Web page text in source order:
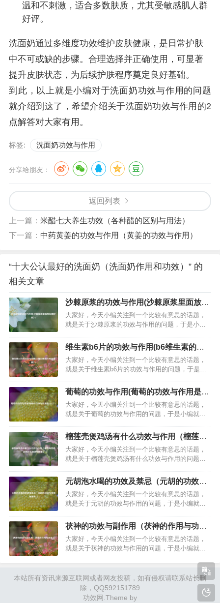
温和不刺激，适合多数肤质，尤其受敏感肌人群
好评。
洗面奶通过多维度功效维护皮肤健康，是日常护肤
中不可或缺的步骤。合理选择并正确使用，可显著
提升皮肤状态，为后续护肤程序奠定良好基础。
到此，以上就是小编对于洗面奶功效与作用的问题
就介绍到这了，希望介绍关于洗面奶功效与作用的2
点解答对大家有用。
标签: 洗面奶功效与作用
分享给朋友：
返回列表
上一篇： 米醋七大养生功效（各种醋的区别与用法）
下一篇： 中药黄姜的功效与作用（黄姜的功效与作用）
“十大公认最好的洗面奶（洗面奶作用和功效）” 的
相关文章
沙棘原浆的功效与作用(沙棘原浆里面放红
糖好吗？)
大家好，今天小编关注到一个比较有意思的话题，
就是关于沙棘原浆的功效与作用的问题，于是小编
答，让我们一起看看吧。帮我查找我吃了沙棘原浆
它都有什么好处？1、增强免疫力 沙棘原浆含有丰富
的维生素C、B族维生素以及微量元素等营养成分，
适当饮用可以补充身体需要的营…
维生素b6片的功效与作用(b6维生素的作
用及功能？)
大家好，今天小编关注到一个比较有意思的话题，
就是关于维生素b6片的功效与作用的问题，于是小
解答，让我们一起看看吧。医生开了维生素B6的作
用是什么？维生素B6的作用有很多，要看你具体是
用来治什么，比如说，哺乳期的女性口服维生素b6
是可以缓解维生素b缺乏症…
葡萄的功效与作用(葡萄的功效与作用是什
么？)
大家好，今天小编关注到一个比较有意思的话题，
就是关于葡萄的功效与作用的问题，于是小编就整
一起看看吧。吃葡萄的十大好处和坏处？一、好
处：1、补充能量：葡萄中含有大量的果糖，而糖分
是为人体供能的重要物质，适当地吃一些葡萄可以
帮助机体补充糖分，为机体供能；2、…
榴莲壳煲鸡汤有什么功效与作用（榴莲壳
煲鸡汤有什么功效与作用）
大家好，今天小编关注到一个比较有意思的话题，
就是关于榴莲壳煲鸡汤有什么功效与作用的问题，
功效与作用的解答，让我们一起看看吧。文章目
录：榴莲壳煲鸡汤有什么功效与作用榴莲壳煲鸡汤
有什么功效与作用一、榴莲壳煲鸡汤有什么功效与
作用榴莲壳煲鸡汤的功效与作用如下：1…
元胡泡水喝的功效及禁忌（元胡的功效与
作用有哪些?）
大家好，今天小编关注到一个比较有意思的话题，
就是关于元胡的功效与作用的问题，于是小编就整
一起看看吧。文章目录：元胡泡水喝的功效及禁忌
元胡的功效与作用有哪些?一、元胡泡水喝的功效及
禁忌元胡泡水喝的功效及禁忌如下：一、功效1、镇
痛止痛元胡中含有元胡素成分，…
茯神的功效与副作用（茯神的作用与功
效）
大家好，今天小编关注到一个比较有意思的话题，
就是关于茯神的功效与作用的问题，于是小编就整
一起看看吧。文章目录：茯神的功效与副作用茯神
的作用与功效一、茯神的功效与副作用茯神的功效
主要包括：镇静作用：茯神具有镇静效果，能有效
治疗失眠症，帮助改善睡眠质量。利水…
本站所有资讯来源互联网或者网友投稿，如有侵权请联系站长删
除，QQ592151789
功效网 .Theme by